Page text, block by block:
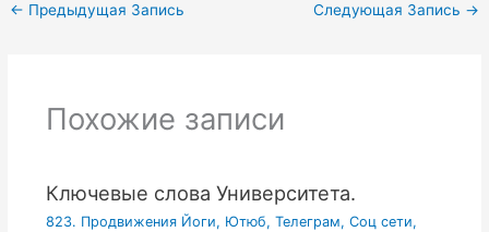
← Предыдущая Запись Следующая Запись →
Похожие записи
Ключевые слова Университета.
823. Продвижения Йоги, Ютюб, Телеграм, Соц сети,